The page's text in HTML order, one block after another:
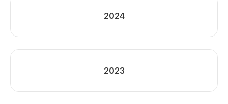
2024
2023